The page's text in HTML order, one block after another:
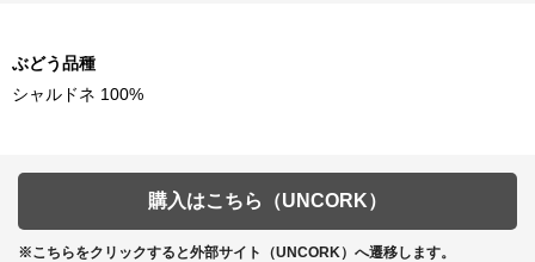
ぶどう品種
シャルドネ 100%
購入はこちら（UNCORK）
※こちらをクリックすると外部サイト（UNCORK）へ遷移します。